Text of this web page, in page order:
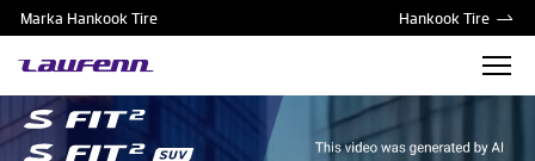
Marka Hankook Tire Hankook Tire